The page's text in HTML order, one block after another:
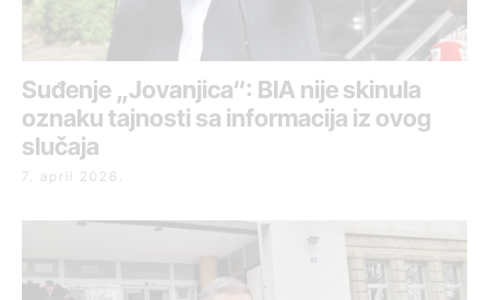
Suđenje „Jovanjica“: BIA nije skinula
oznaku tajnosti sa informacija iz ovog
slučaja
7. april 2026.